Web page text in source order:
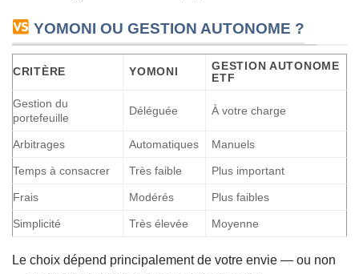
YOMONI OU GESTION AUTONOME ?
CRITÈRE YOMONI
GESTION AUTONOME
ETF
Gestion du
portefeuille
Déléguée À votre charge
Arbitrages Automatiques Manuels
Temps à consacrer Très faible Plus important
Frais Modérés Plus faibles
Simplicité Très élevée Moyenne
Le choix dépend principalement de votre envie — ou non